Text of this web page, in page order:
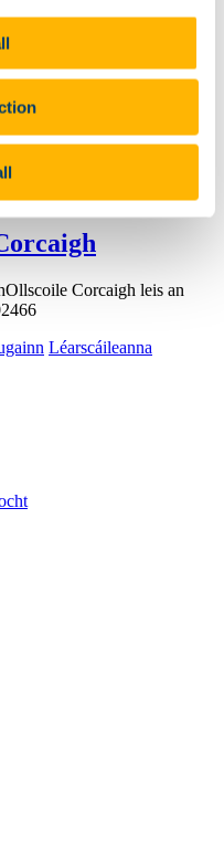
Corcaigh leis an
Léarscáileanna